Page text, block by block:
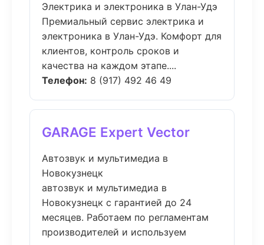
Электрика и электроника в Улан-Удэ
Премиальный сервис электрика и
электроника в Улан-Удэ. Комфорт для
клиентов, контроль сроков и
качества на каждом этапе....
Телефон: 8 (917) 492 46 49
GARAGE Expert Vector
Автозвук и мультимедиа в
Новокузнецк
автозвук и мультимедиа в
Новокузнецк с гарантией до 24
месяцев. Работаем по регламентам
производителей и используем